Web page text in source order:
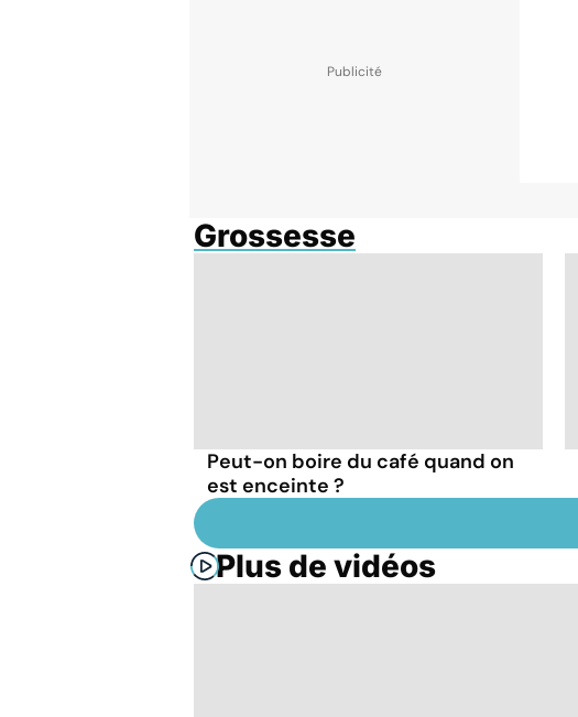
Grossesse
Peut-on boire du café quand on
est enceinte ?
Plus de vidéos